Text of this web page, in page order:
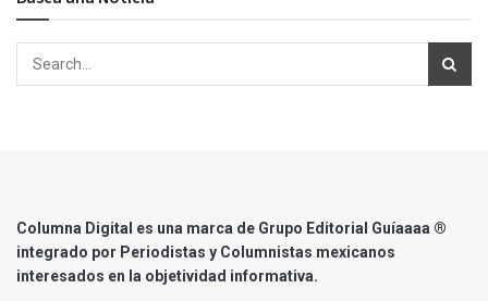
Columna Digital es una marca de Grupo Editorial Guíaaaa ®
integrado por Periodistas y Columnistas mexicanos
interesados en la objetividad informativa.